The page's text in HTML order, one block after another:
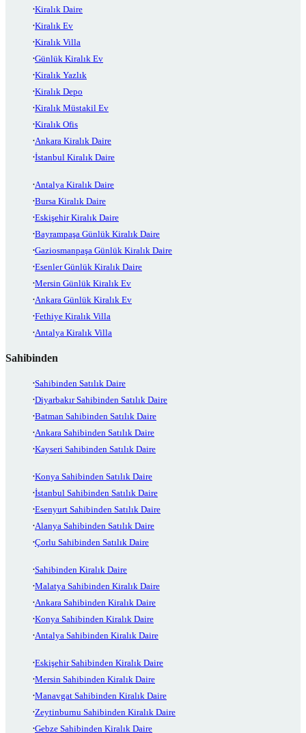
Kiralık Daire
Kiralık Ev
Kiralık Villa
Günlük Kiralık Ev
Kiralık Yazlık
Kiralık Depo
Kiralık Müstakil Ev
Kiralık Ofis
Ankara Kiralık Daire
İstanbul Kiralık Daire
Antalya Kiralık Daire
Bursa Kiralık Daire
Eskişehir Kiralık Daire
Bayrampaşa Günlük Kiralık Daire
Gaziosmanpaşa Günlük Kiralık Daire
Esenler Günlük Kiralık Daire
Mersin Günlük Kiralık Ev
Ankara Günlük Kiralık Ev
Fethiye Kiralık Villa
Antalya Kiralık Villa
Sahibinden
Sahibinden Satılık Daire
Diyarbakır Sahibinden Satılık Daire
Batman Sahibinden Satılık Daire
Ankara Sahibinden Satılık Daire
Kayseri Sahibinden Satılık Daire
Konya Sahibinden Satılık Daire
İstanbul Sahibinden Satılık Daire
Esenyurt Sahibinden Satılık Daire
Alanya Sahibinden Satılık Daire
Çorlu Sahibinden Satılık Daire
Sahibinden Kiralık Daire
Malatya Sahibinden Kiralık Daire
Ankara Sahibinden Kiralık Daire
Konya Sahibinden Kiralık Daire
Antalya Sahibinden Kiralık Daire
Eskişehir Sahibinden Kiralık Daire
Mersin Sahibinden Kiralık Daire
Manavgat Sahibinden Kiralık Daire
Zeytinburnu Sahibinden Kiralık Daire
Gebze Sahibinden Kiralık Daire